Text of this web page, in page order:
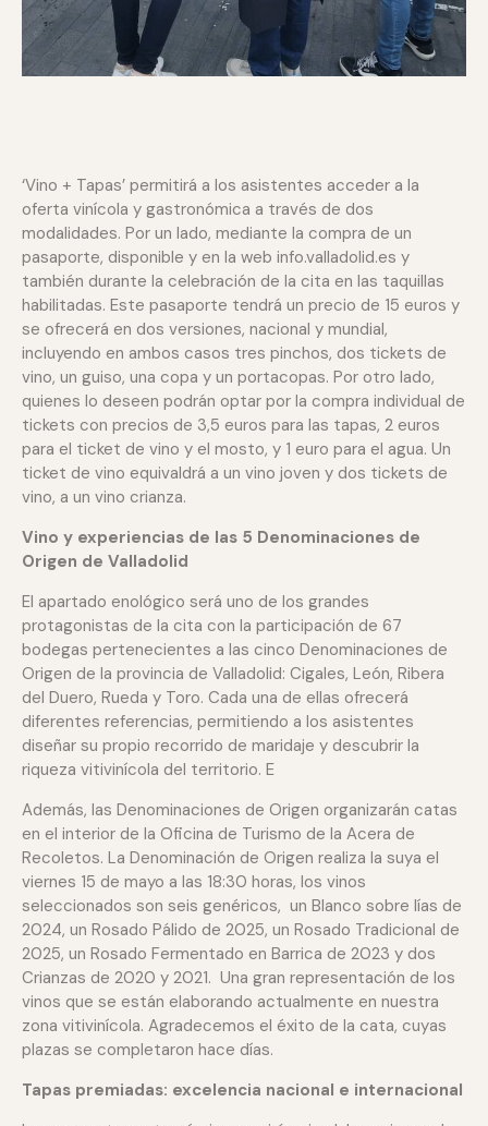
‘Vino + Tapas’ permitirá a los asistentes acceder a la
oferta vinícola y gastronómica a través de dos
modalidades. Por un lado, mediante la compra de un
pasaporte, disponible y en la web info.valladolid.es y
también durante la celebración de la cita en las taquillas
habilitadas. Este pasaporte tendrá un precio de 15 euros y
se ofrecerá en dos versiones, nacional y mundial,
incluyendo en ambos casos tres pinchos, dos tickets de
vino, un guiso, una copa y un portacopas. Por otro lado,
quienes lo deseen podrán optar por la compra individual de
tickets con precios de 3,5 euros para las tapas, 2 euros
para el ticket de vino y el mosto, y 1 euro para el agua. Un
ticket de vino equivaldrá a un vino joven y dos tickets de
vino, a un vino crianza.
Vino y experiencias de las 5 Denominaciones de
Origen de Valladolid
El apartado enológico será uno de los grandes
protagonistas de la cita con la participación de 67
bodegas pertenecientes a las cinco Denominaciones de
Origen de la provincia de Valladolid: Cigales, León, Ribera
del Duero, Rueda y Toro. Cada una de ellas ofrecerá
diferentes referencias, permitiendo a los asistentes
diseñar su propio recorrido de maridaje y descubrir la
riqueza vitivinícola del territorio. E
Además, las Denominaciones de Origen organizarán catas
en el interior de la Oficina de Turismo de la Acera de
Recoletos. La Denominación de Origen realiza la suya el
viernes 15 de mayo a las 18:30 horas, los vinos
seleccionados son seis genéricos, un Blanco sobre lías de
2024, un Rosado Pálido de 2025, un Rosado Tradicional de
2025, un Rosado Fermentado en Barrica de 2023 y dos
Crianzas de 2020 y 2021. Una gran representación de los
vinos que se están elaborando actualmente en nuestra
zona vitivinícola. Agradecemos el éxito de la cata, cuyas
plazas se completaron hace días.
Tapas premiadas: excelencia nacional e internacional